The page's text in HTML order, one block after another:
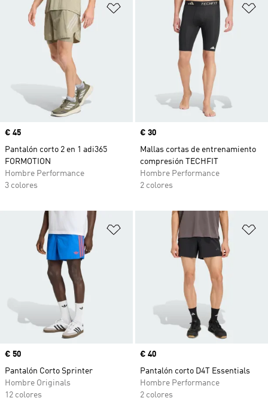
Añadir a la lista de deseos
Precio
€ 45
Pantalón corto 2 en 1 adi365
FORMOTION
Hombre Performance
3 colores
Precio
€ 30
Mallas cortas de entrenamiento
compresión TECHFIT
Hombre Performance
2 colores
Añadir a la lista de deseos
Precio
€ 50
Pantalón Corto Sprinter
Hombre Originals
12 colores
Precio
€ 40
Pantalón corto D4T Essentials
Hombre Performance
2 colores